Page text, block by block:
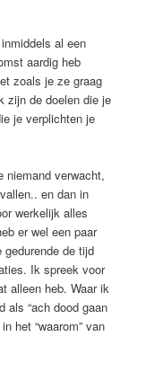
al een
aardig heb
zoals je ze graag
zijn de doelen die je
je verplichten je
niemand verwacht,
en dan in
werkelijk alles
er wel een paar
de tijd
Ik spreek voor
alleen heb. Waar ik
als “ach dood gaan
het “waarom” van